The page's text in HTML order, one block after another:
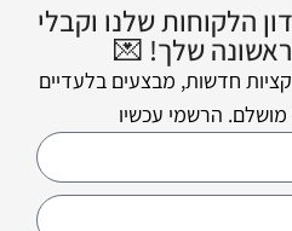
הלקוחות שלנו וקבלי
חדשות, מבצעים בלעדיים
מושלם. הרשמי עכשיו